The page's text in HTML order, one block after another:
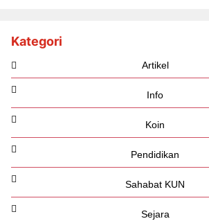
Kategori
Artikel
Info
Koin
Pendidikan
Sahabat KUN
Sejara